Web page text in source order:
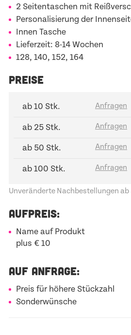
2 Seitentaschen mit
Personalisierung der
Innen Tasche
Lieferzeit: 8-14 Wochen
128, 140, 152, 164
PREISE
ab 10 Stk.
ab 25 Stk.
ab 50 Stk.
ab 100 Stk.
Unveränderte Nachbestellungen ab
AUFPREIS:
Name auf Produkt
plus € 10
AUF ANFRAGE:
Preis für höhere Stückzahl
Sonderwünsche